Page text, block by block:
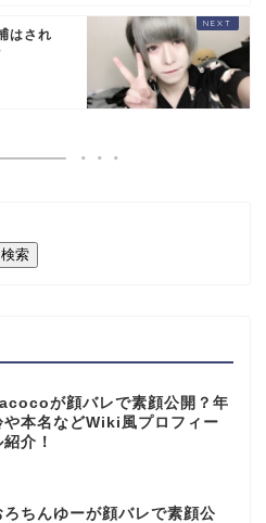
はされ
検索
が顔バレで素顔公開？年
や本名などWiki風プロフィー
紹介！
ろちんゆーが顔バレで素顔公